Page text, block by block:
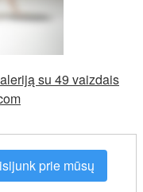
su 49 vaizdais
prie mūsų